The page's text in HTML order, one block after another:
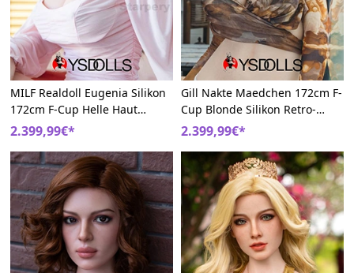
MILF Realdoll Eugenia Silikon
172cm F-Cup Helle Haut
Schöne Vagina Doll
2.399,99€*
Gill Nakte Maedchen 172cm F-
Cup Blonde Silikon Retro-
Mädchen Liebespuppe
2.399,99€*